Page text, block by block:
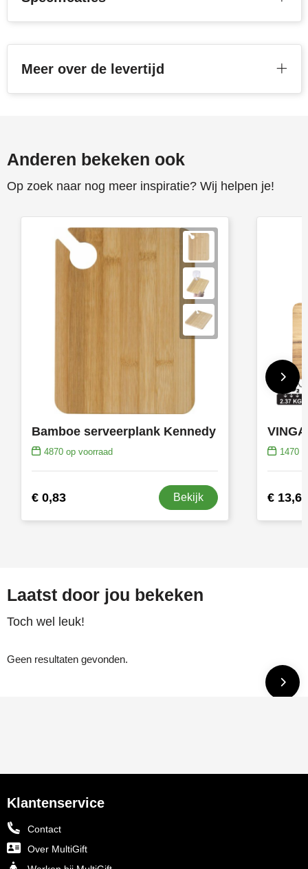
Vinga
Meer over de levertijd
Anderen bekeken ook
Op zoek naar nog meer inspiratie? Wij helpen je!
Bamboe serveerplank Kennedy
4870op voorraad
€ 0,83 Bekijk
1470
€ 13,64
Laatst door jou bekeken
Toch wel leuk!
Geen resultaten gevonden.
Klantenservice
Contact
Over MultiGift